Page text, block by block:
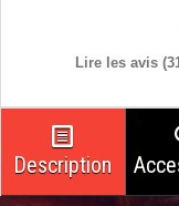
Lire les avis (
Description